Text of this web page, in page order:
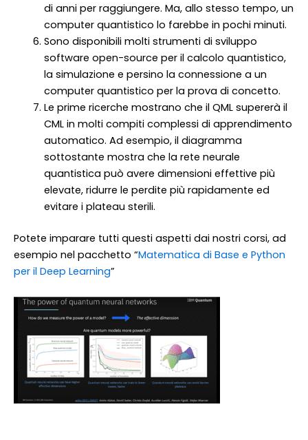
di anni per raggiungere. Ma, allo stesso tempo, un
computer quantistico lo farebbe in pochi minuti.
Sono disponibili molti strumenti di sviluppo
software open-source per il calcolo quantistico,
la simulazione e persino la connessione a un
computer quantistico per la prova di concetto.
Le prime ricerche mostrano che il QML supererà il
CML in molti compiti complessi di apprendimento
automatico. Ad esempio, il diagramma
sottostante mostra che la rete neurale
quantistica può avere dimensioni effettive più
elevate, ridurre le perdite più rapidamente ed
evitare i plateau sterili.
Potete imparare tutti questi aspetti dai nostri corsi, ad
esempio nel pacchetto “Matematica di Base e Python
per il Deep Learning”